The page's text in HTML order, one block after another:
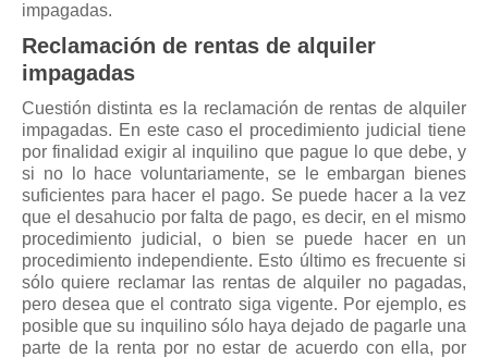
Mis boletines
impagadas.
Reclamación de rentas de alquiler
impagadas
Cuestión distinta es la reclamación de rentas de alquiler
impagadas. En este caso el procedimiento judicial tiene
por finalidad exigir al inquilino que pague lo que debe, y
si no lo hace voluntariamente, se le embargan bienes
suficientes para hacer el pago. Se puede hacer a la vez
que el desahucio por falta de pago, es decir, en el mismo
procedimiento judicial, o bien se puede hacer en un
procedimiento independiente. Esto último es frecuente si
sólo quiere reclamar las rentas de alquiler no pagadas,
pero desea que el contrato siga vigente. Por ejemplo, es
posible que su inquilino sólo haya dejado de pagarle una
parte de la renta por no estar de acuerdo con ella, por